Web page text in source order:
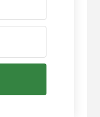
Ciocana,
Buiucani